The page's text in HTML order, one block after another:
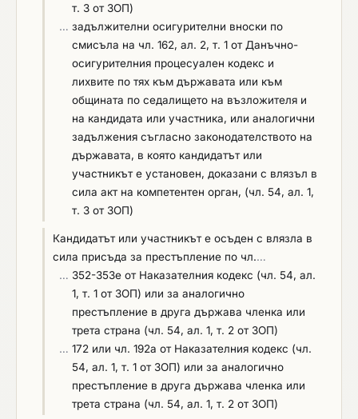
т. 3 от ЗОП)
… задължителни осигурителни вноски по
смисъла на чл. 162, ал. 2, т. 1 от Данъчно-
осигурителния процесуален кодекс и
лихвите по тях към държавата или към
общината по седалището на възложителя и
на кандидата или участника, или аналогични
задължения съгласно законодателството на
държавата, в която кандидатът или
участникът е установен, доказани с влязъл в
сила акт на компетентен орган, (чл. 54, ал. 1,
т. 3 от ЗОП)
Кандидатът или участникът е осъден с влязла в
сила присъда за престъпление по чл.…
… 352-353е от Наказателния кодекс (чл. 54, ал.
1, т. 1 от ЗОП) или за аналогично
престъпление в друга държава членка или
трета страна (чл. 54, ал. 1, т. 2 от ЗОП)
… 172 или чл. 192а от Наказателния кодекс (чл.
54, ал. 1, т. 1 от ЗОП) или за аналогично
престъпление в друга държава членка или
трета страна (чл. 54, ал. 1, т. 2 от ЗОП)